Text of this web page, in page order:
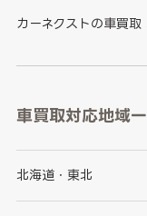
カーネクストの車買取
車買取対応地域
北海道・東北